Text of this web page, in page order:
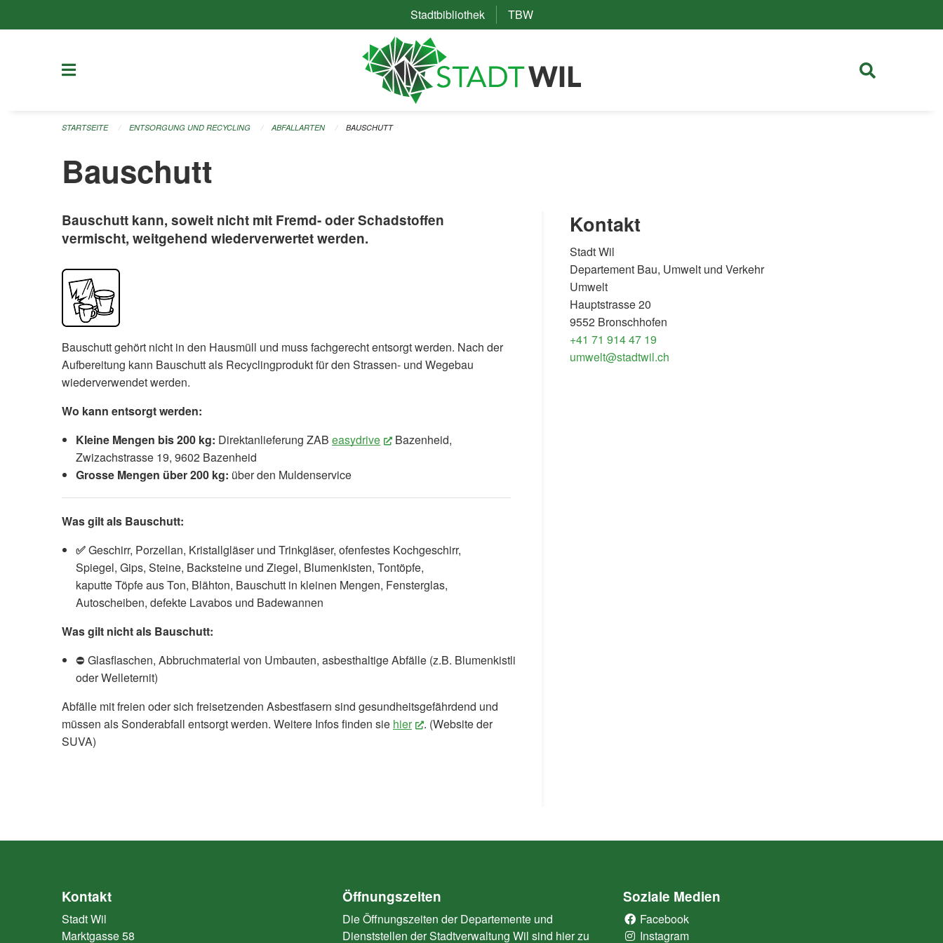
Stadtbibliothek(External Link)
TBW(External Link)
STARTSEITE ENTSORGUNG UND RECYCLING ABFALLARTEN BAUSCHUTT
Bauschutt
Bauschutt kann, soweit nicht mit Fremd- oder Schadstoffen
vermischt, weitgehend wiederverwertet werden.
Bauschutt gehört nicht in den Hausmüll und muss fachgerecht entsorgt werden. Nach der
Aufbereitung kann Bauschutt als Recyclingprodukt für den Strassen- und Wegebau
wiederverwendet werden.
Wo kann entsorgt werden:
Kleine Mengen bis 200 kg: Direktanlieferung ZAB easydrive (External Link)
Bazenheid,
Zwizachstrasse 19, 9602 Bazenheid
Grosse Mengen über 200 kg: über den Muldenservice
Was gilt als Bauschutt:
✅Geschirr, Porzellan, Kristallgläser und Trinkgläser, ofenfestes Kochgeschirr,
Spiegel, Gips, Steine, Backsteine und Ziegel, Blumenkisten, Tontöpfe,
kaputte Töpfe aus Ton, Blähton, Bauschutt in kleinen Mengen, Fensterglas,
Autoscheiben, defekte Lavabos und Badewannen
Was gilt nicht als Bauschutt:
⛔ Glasflaschen, Abbruchmaterial von Umbauten, asbesthaltige Abfälle (z.B. Blumenkistli
oder Welleternit)
Abfälle mit freien oder sich freisetzenden Asbestfasern sind gesundheitsgefährdend und
müssen als Sonderabfall entsorgt werden. Weitere Infos finden sie hier (External Link)
. (Website der
SUVA)
Kontakt
Stadt Wil
Departement Bau, Umwelt und Verkehr
Umwelt
Hauptstrasse 20
9552 Bronschhofen
+41 71 914 47 19
umwelt@stadtwil.ch
Kontakt
Stadt Wil
Marktgasse 58
Öffnungszeiten
Die Öffnungszeiten der Departemente und
Dienststellen der Stadtverwaltung Wil sind hier zu
Soziale Medien
Facebook
Instagram